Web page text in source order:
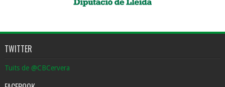
TWITTER
Tuits de @CBCervera